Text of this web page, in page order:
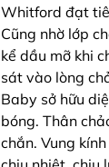
Whitford đạt
Cũng nhờ lớp
kể dầu mỡ khi
sát vào lòng
Baby sở hữu
bóng. Thân
chắn. Vung